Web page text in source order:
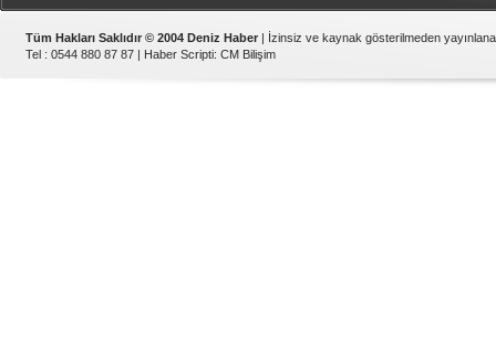
Tüm Hakları Saklıdır © 2004 Deniz Haber | İzinsiz ve kaynak gösterilmeden
Tel : 0544 880 87 87 | Haber Scripti: CM Bilişim